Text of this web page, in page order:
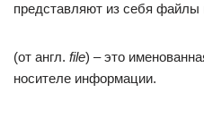
представляют из себя файлы
(от англ. file) – это
носителе информации.